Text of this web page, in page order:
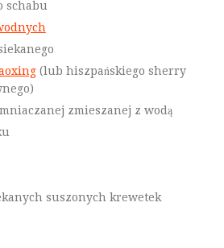
schabu
(lub hiszpańskiego sherry
zmieszanej z wodą
suszonych krewetek